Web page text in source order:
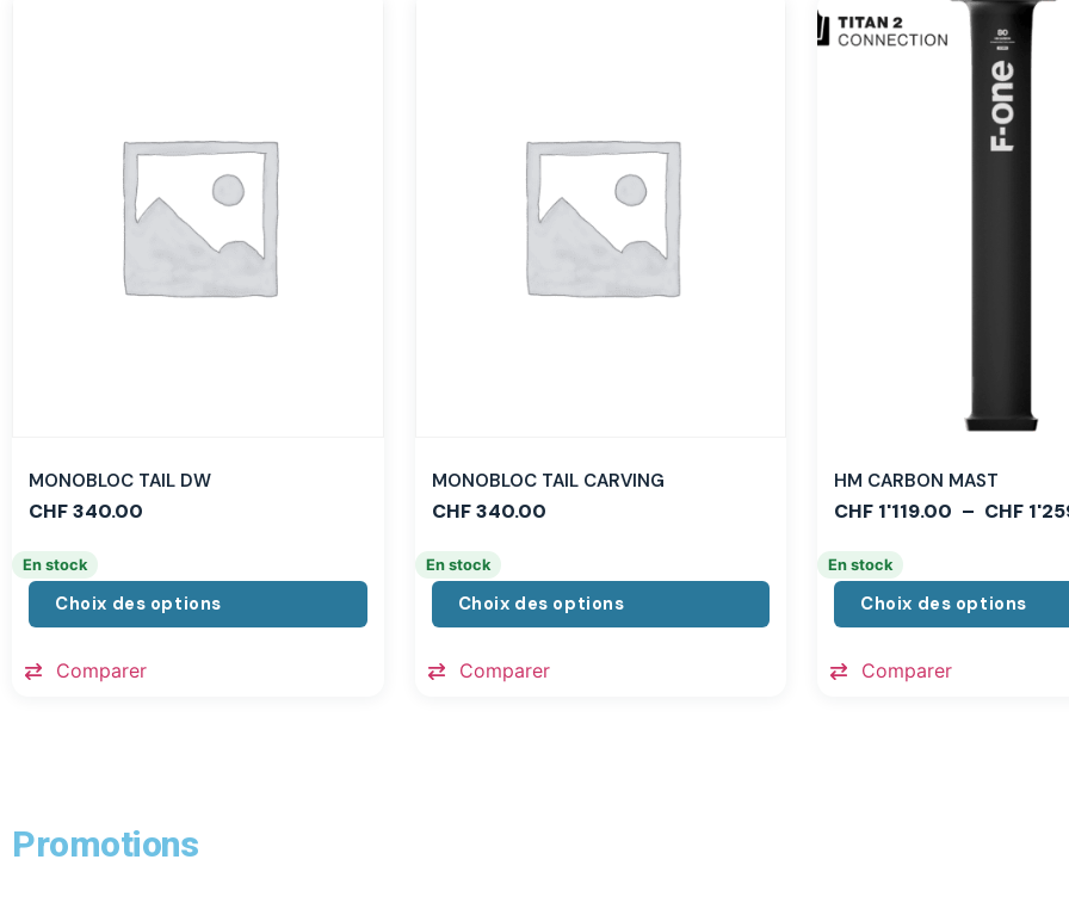
MONOBLOC TAIL DW
CHF340.00
En stock
Choix des options
Comparer
MONOBLOC TAIL CARVING
CHF340.00
En stock
Choix des options
Comparer
HM CARBON MAST
CHF 1'119.00 – CHF
En stock
Choix des options
Comparer
Promotions